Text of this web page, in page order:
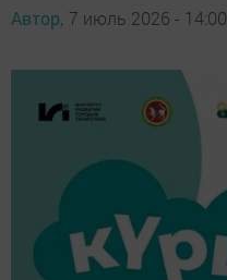
Автор, 7 июль 2026 - 14:00